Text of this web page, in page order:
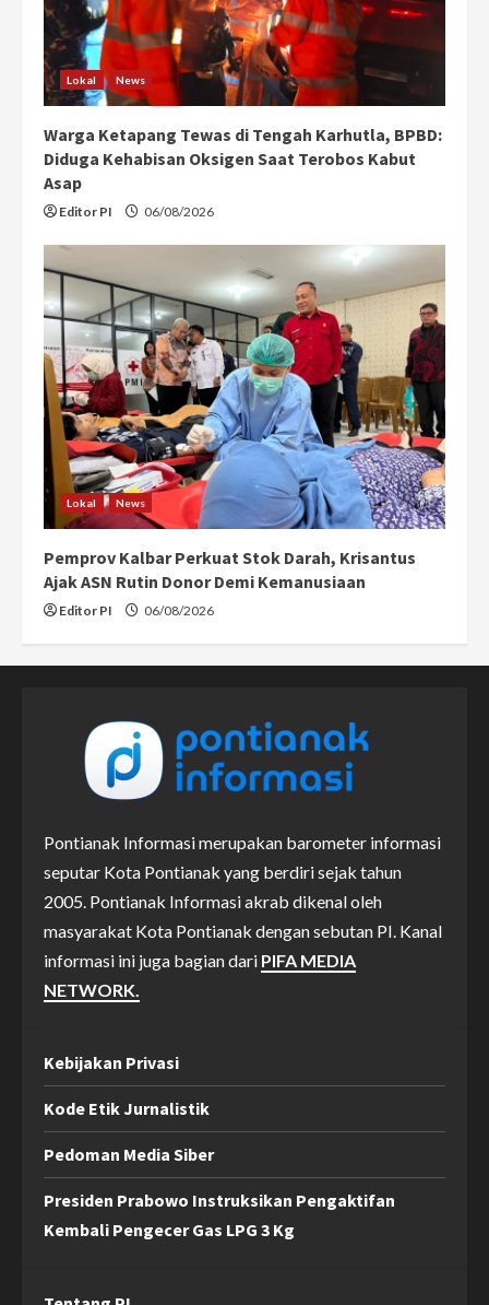
Lokal News
Warga Ketapang Tewas di Tengah Karhutla, BPBD:
Diduga Kehabisan Oksigen Saat Terobos Kabut
Asap
Editor PI 06/08/2026
Lokal News
Pemprov Kalbar Perkuat Stok Darah, Krisantus
Ajak ASN Rutin Donor Demi Kemanusiaan
Editor PI 06/08/2026
Pontianak Informasi merupakan barometer informasi
seputar Kota Pontianak yang berdiri sejak tahun
2005. Pontianak Informasi akrab dikenal oleh
masyarakat Kota Pontianak dengan sebutan PI. Kanal
informasi ini juga bagian dari PIFA MEDIA
NETWORK.
Kebijakan Privasi
Kode Etik Jurnalistik
Pedoman Media Siber
Presiden Prabowo Instruksikan Pengaktifan
Kembali Pengecer Gas LPG 3 Kg